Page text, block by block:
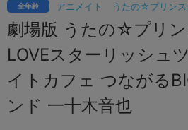
アニメイト うたの☆プリン
全年齢
劇場版 うたの☆プリ
LOVEスターリッシュ
イトカフェ つながる
ンド 一十木音也